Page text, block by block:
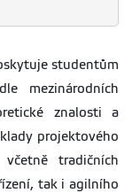
studentům
mezinárodních
znalosti a
projektového
tradičních
tak i agilního